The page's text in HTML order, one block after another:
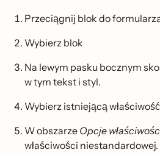
Przeciągnij blok do
Wybierz blok
Na lewym pasku bocznym
w tym tekst i styl.
Wybierz istniejącą
W obszarze Opcje
właściwości niestandardowej.